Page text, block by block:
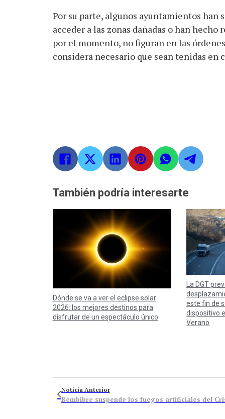
Por su parte, algunos ayuntamientos han
acceder a las zonas dañadas o han
por el momento, no figuran en las
considera necesario que sean tenidas en
También podría interesarte
Dónde se va a ver el eclipse solar
2026: los mejores destinos para
disfrutar de un espectáculo único
La DGT
este fin de
dispositivo
Verano
Noticia Anterior
Bembibre suspende los fuegos artificiales del